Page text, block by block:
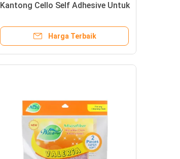
Kantong Cello Self Adhesive Untuk
Harga Terbaik